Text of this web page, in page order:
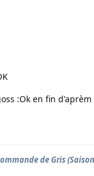
:Ok en fin
de Gris